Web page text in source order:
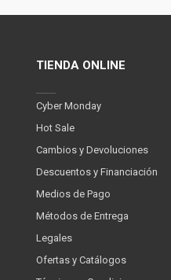
TIENDA ONLINE
Cyber Monday
Hot Sale
Cambios y Devoluciones
Descuentos y Financiación
Medios de Pago
Métodos de Entrega
Legales
Ofertas y Catálogos